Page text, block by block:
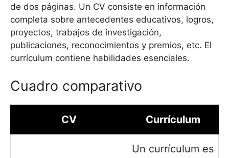
de dos páginas. Un CV consiste en información
completa sobre antecedentes educativos, logros,
proyectos, trabajos de investigación,
publicaciones, reconocimientos y premios, etc. El
currículum contiene habilidades esenciales.
Cuadro comparativo
CV Currículum
Un currículum es